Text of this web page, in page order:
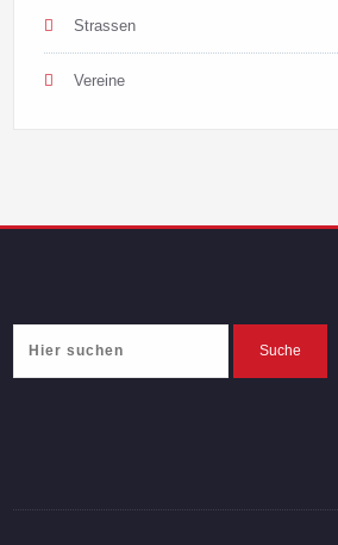
Strassen
Vereine